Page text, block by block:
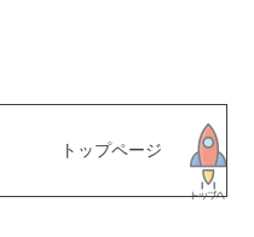
トップページ